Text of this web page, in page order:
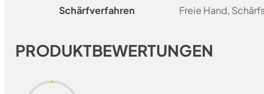
Schärfverfahren Freie Hand,
PRODUKTBEWERTUNGEN